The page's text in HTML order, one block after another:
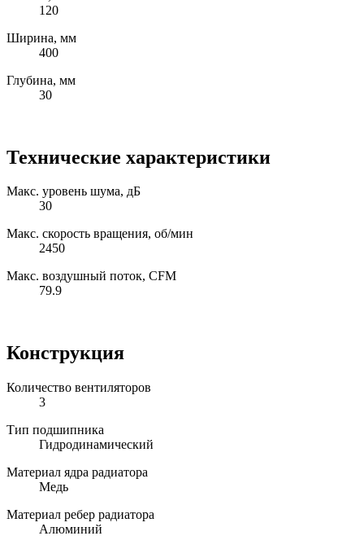
120
Ширина, мм
400
Глубина, мм
30
Технические характеристики
Макс. уровень шума, дБ
30
Макс. скорость вращения, об/мин
2450
Макс. воздушный поток, CFM
79.9
Конструкция
Количество вентиляторов
3
Тип подшипника
Гидродинамический
Материал ядра радиатора
Медь
Материал ребер радиатора
Алюминий